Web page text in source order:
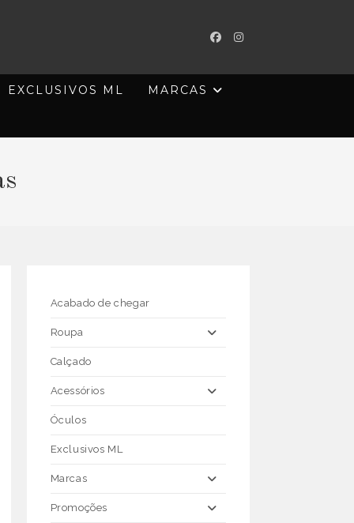
EXCLUSIVOS ML MARCAS
Acabado de chegar
Roupa
Calçado
Acessórios
Óculos
Exclusivos ML
Marcas
Promoções